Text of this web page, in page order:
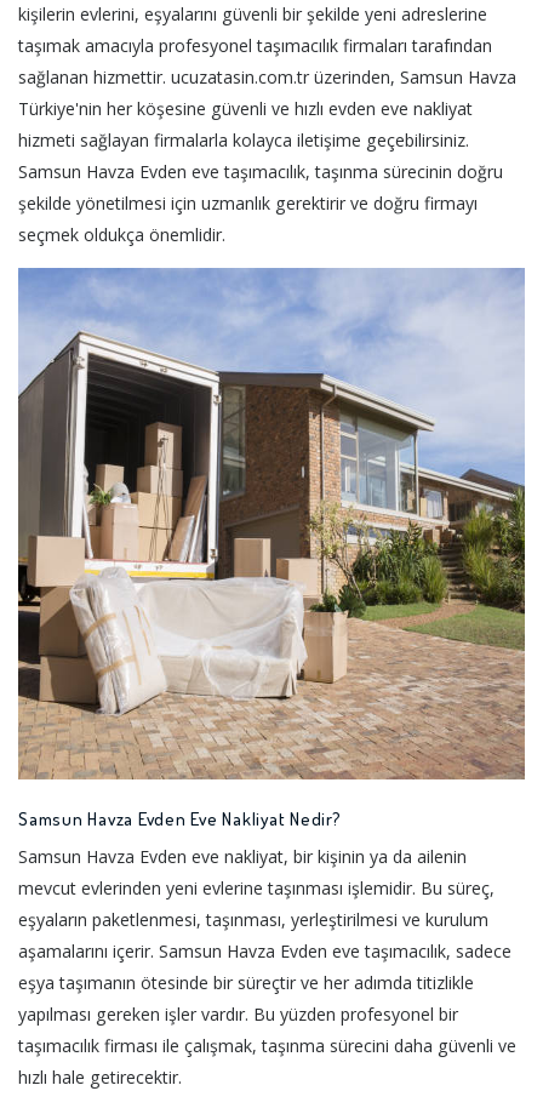
kişilerin evlerini, eşyalarını güvenli bir şekilde yeni adreslerine
taşımak amacıyla profesyonel taşımacılık firmaları tarafından
sağlanan hizmettir. ucuzatasin.com.tr üzerinden, Samsun Havza
Türkiye'nin her köşesine güvenli ve hızlı evden eve nakliyat
hizmeti sağlayan firmalarla kolayca iletişime geçebilirsiniz.
Samsun Havza Evden eve taşımacılık, taşınma sürecinin doğru
şekilde yönetilmesi için uzmanlık gerektirir ve doğru firmayı
seçmek oldukça önemlidir.
Samsun Havza Evden Eve Nakliyat Nedir?
Samsun Havza Evden eve nakliyat, bir kişinin ya da ailenin
mevcut evlerinden yeni evlerine taşınması işlemidir. Bu süreç,
eşyaların paketlenmesi, taşınması, yerleştirilmesi ve kurulum
aşamalarını içerir. Samsun Havza Evden eve taşımacılık, sadece
eşya taşımanın ötesinde bir süreçtir ve her adımda titizlikle
yapılması gereken işler vardır. Bu yüzden profesyonel bir
taşımacılık firması ile çalışmak, taşınma sürecini daha güvenli ve
hızlı hale getirecektir.